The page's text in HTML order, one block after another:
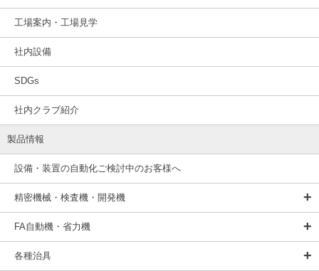
工場案内・工場見学
社内設備
SDGs
社内クラブ紹介
製品情報
設備・装置の自動化ご検討中のお客様へ
精密機械・検査機・開発機
FA自動機・省力機
各種治具